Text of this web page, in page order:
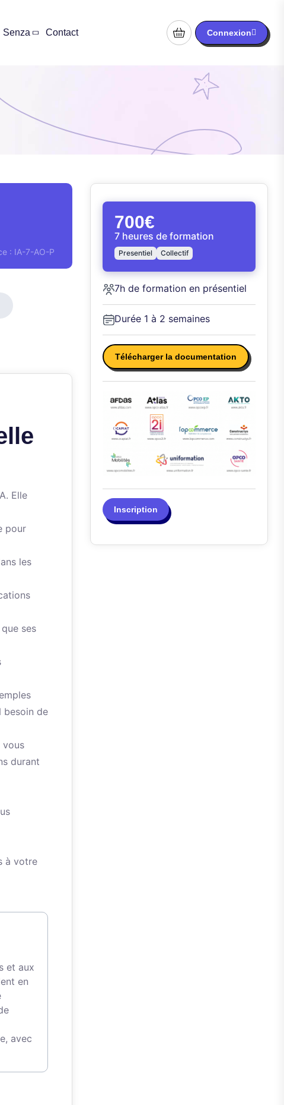
Senza Contact Connexion
: IA-7-AO-P
Elle
pour
les
ses
besoin de
vous
durant
à votre
et aux
en
avec
700€
7 heures de formation
Presentiel Collectif
7h de formation en présentiel
Durée 1 à 2 semaines
Télécharger la documentation
Inscription